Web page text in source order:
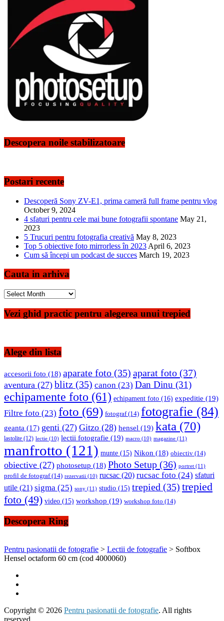
Descopera noile stabilizatoare
Postari recente
Descoperă Sony ZV-E1, prima cameră full frame pentru vlog
October 9, 2024
4 sfaturi pentru cele mai bune fotografii spontane May 21,
2023
5 Trucuri pentru fotografia creativă May 8, 2023
Top 5 obiective foto mirrorless în 2023 April 6, 2023
Cum să începi un podcast de succes March 19, 2023
Cauta in arhiva
Cauta
arhiva
Vezi ghid practic pentru alegerea unui trepied
Alege din lista
accesorii foto (18) aparate foto (35) aparat foto (37)
aventura (27) blitz (35) canon (23) Dan Dinu (31)
echipamente foto (61) echipament foto (16) expeditie (19)
Filtre foto (23) foto (69) fotograf(14) fotografie (84)
geanta (17) genti (27) Gitzo (28) hensel (19) kata (70)
lastolite (12) lectie (10) lectii fotografie (19) macro (10) magazine (11)
manfrotto (121) munte (15) Nikon (18) obiectiv (14)
obiective (27) photosetup (18) Photo Setup (36) portret (11)
profil de fotograf(14) rezervatii (10) rucsac (20) rucsac foto (24) sfaturi
utile (21) sigma (25) sony (11) studio (15) trepied (35) trepied
foto (49) video (15) workshop (19) workshop foto (14)
Descopera Ring
Pentru pasionatii de fotografie > Lectii de fotografie > Softbox
Hensel octaform 60 cm (cod 4000060)
Copyright © 2026 Pentru pasionatii de fotografie. All rights